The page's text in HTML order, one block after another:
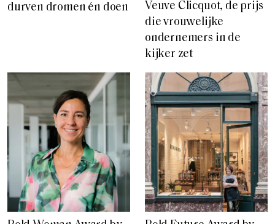
durven dromen én doen
Veuve Clicquot, de prijs
die vrouwelijke
ondernemers in de
kijker zet